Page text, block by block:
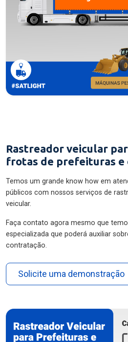
Rastreador veicular
frotas de prefeituras e
Temos um grande know how em
públicos com nossos serviços de
veicular.
Faça contato agora mesmo que
especializada que poderá auxiliar
contratação.
Solicite uma demonstração